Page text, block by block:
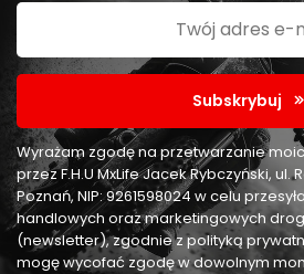
Subskrybuj
Wyrażam zgodę na przetwarzanie
przez F.H.U MxLife Jacek Rybczyński, ul.
Poznań, NIP: 9261598024 w celu
handlowych oraz marketingowych
(newsletter), zgodnie z polityką
mogę wycofać zgodę w dowolnym